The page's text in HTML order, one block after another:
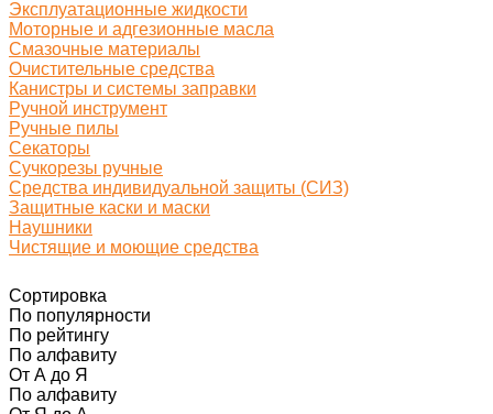
Эксплуатационные жидкости
Моторные и адгезионные масла
Смазочные материалы
Очистительные средства
Канистры и системы заправки
Ручной инструмент
Ручные пилы
Секаторы
Сучкорезы ручные
Средства индивидуальной защиты (СИЗ)
Защитные каски и маски
Наушники
Чистящие и моющие средства
Сортировка
По популярности
По рейтингу
По алфавиту
От А до Я
По алфавиту